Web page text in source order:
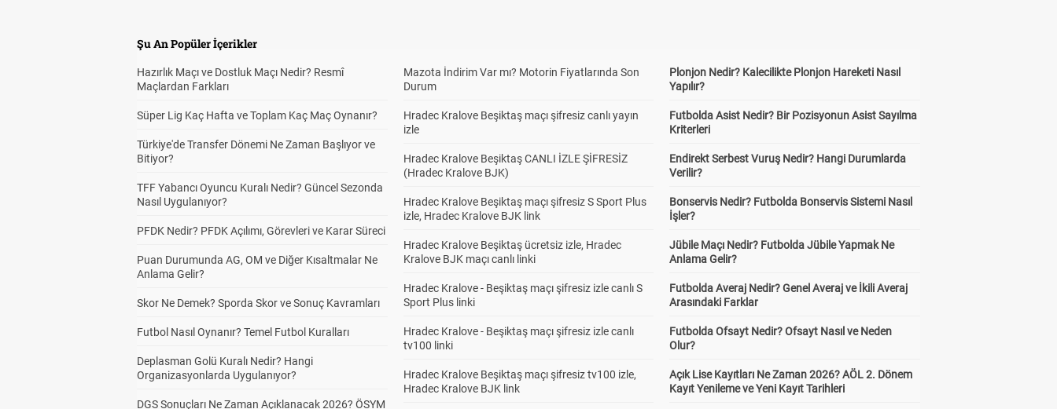
Şu An Popüler İçerikler
Hazırlık Maçı ve Dostluk Maçı Nedir? Resmî
Maçlardan Farkları
Süper Lig Kaç Hafta ve Toplam Kaç Maç Oynanır?
Türkiye'de Transfer Dönemi Ne Zaman Başlıyor ve
Bitiyor?
TFF Yabancı Oyuncu Kuralı Nedir? Güncel Sezonda
Nasıl Uygulanıyor?
PFDK Nedir? PFDK Açılımı, Görevleri ve Karar Süreci
Puan Durumunda AG, OM ve Diğer Kısaltmalar Ne
Anlama Gelir?
Skor Ne Demek? Sporda Skor ve Sonuç Kavramları
Futbol Nasıl Oynanır? Temel Futbol Kuralları
Deplasman Golü Kuralı Nedir? Hangi
Organizasyonlarda Uygulanıyor?
DGS Sonuçları Ne Zaman Açıklanacak 2026? ÖSYM
Mazota İndirim Var mı? Motorin Fiyatlarında Son
Durum
Hradec Kralove Beşiktaş maçı şifresiz canlı yayın
izle
Hradec Kralove Beşiktaş CANLI İZLE ŞİFRESİZ
(Hradec Kralove BJK)
Hradec Kralove Beşiktaş maçı şifresiz S Sport Plus
izle, Hradec Kralove BJK link
Hradec Kralove Beşiktaş ücretsiz izle, Hradec
Kralove BJK maçı canlı linki
Hradec Kralove - Beşiktaş maçı şifresiz izle canlı S
Sport Plus linki
Hradec Kralove - Beşiktaş maçı şifresiz izle canlı
tv100 linki
Hradec Kralove Beşiktaş maçı şifresiz tv100 izle,
Hradec Kralove BJK link
Plonjon Nedir? Kalecilikte Plonjon Hareketi Nasıl
Yapılır?
Futbolda Asist Nedir? Bir Pozisyonun Asist Sayılma
Kriterleri
Endirekt Serbest Vuruş Nedir? Hangi Durumlarda
Verilir?
Bonservis Nedir? Futbolda Bonservis Sistemi Nasıl
İşler?
Jübile Maçı Nedir? Futbolda Jübile Yapmak Ne
Anlama Gelir?
Futbolda Averaj Nedir? Genel Averaj ve İkili Averaj
Arasındaki Farklar
Futbolda Ofsayt Nedir? Ofsayt Nasıl ve Neden
Olur?
Açık Lise Kayıtları Ne Zaman 2026? AÖL 2. Dönem
Kayıt Yenileme ve Yeni Kayıt Tarihleri